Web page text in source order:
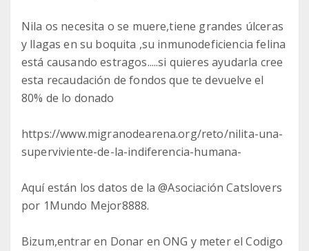
Nila os necesita o se muere,tiene grandes úlceras
y llagas en su boquita ,su inmunodeficiencia felina
está causando estragos.....si quieres ayudarla cree
esta recaudación de fondos que te devuelve el
80% de lo donado
https://www.migranodearena.org/reto/nilita-una-
superviviente-de-la-indiferencia-humana-
Aquí están los datos de la @Asociación Catslovers
por 1Mundo Mejor8888.
Bizum,entrar en Donar en ONG y meter el Codigo